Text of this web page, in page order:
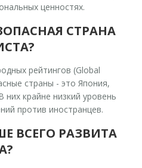
ценностях.
СТРАНА
рейтингов (Global
страны - это Япония,
крайне низкий уровень
против иностранцев.
ВСЕГО РАЗВИТА